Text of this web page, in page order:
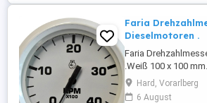
Faria
Dieselmotoren .
Faria
.Weiß 100 x 100
verpackt, noch nie
Hard, Vorarlberg
6 August